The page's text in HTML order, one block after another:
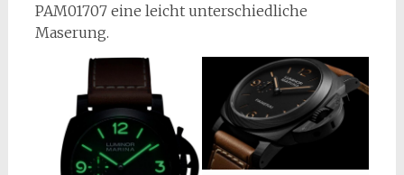
PAM01707 eine leicht unterschiedliche
Maserung.